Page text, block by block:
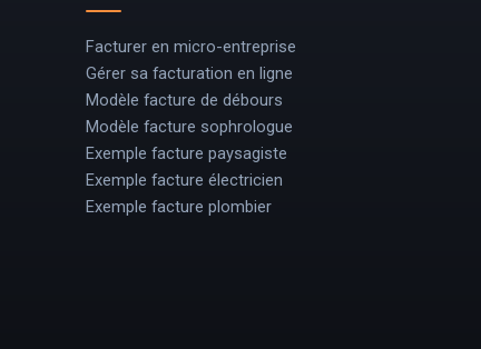
Facturer en micro-entreprise
Gérer sa facturation en ligne
Modèle facture de débours
Modèle facture sophrologue
Exemple facture paysagiste
Exemple facture électricien
Exemple facture plombier